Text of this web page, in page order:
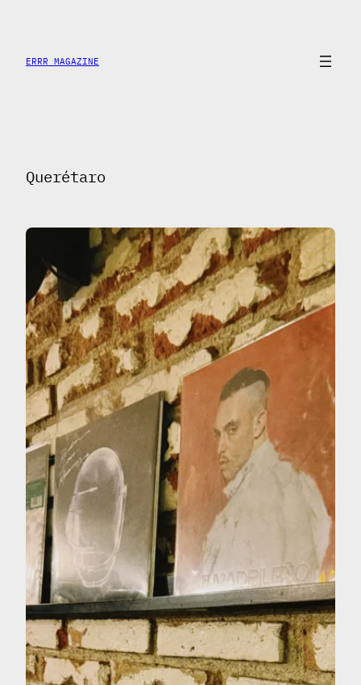
contenido
ERRR MAGAZINE
Querétaro